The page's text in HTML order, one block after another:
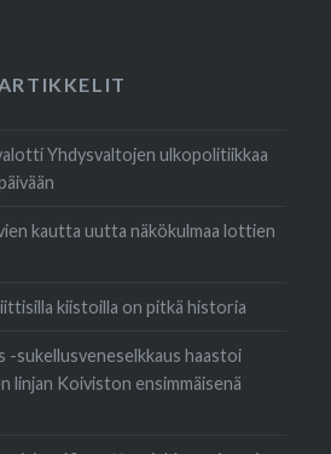
Yhdysvaltojen ulkopolitiikkaa
kautta uutta näkökulmaa lottien
kiistoilla on pitkä historia
-sukellusveneselkkaus haastoi
linjan Koiviston ensimmäisenä